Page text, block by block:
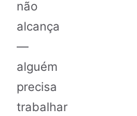
não
alcança
—
alguém
precisa
trabalhar